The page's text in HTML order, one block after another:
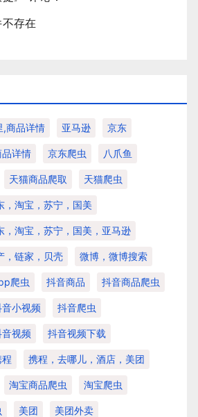
存在
商品详情 亚马逊 京东
详情 京东爬虫 八爪鱼
天猫商品爬取 天猫爬虫
，淘宝，苏宁，国美
，淘宝，苏宁，国美，亚马逊
，链家，贝壳 微博，微博搜索
爬虫 抖音商品 抖音商品爬虫
音小视频 抖音爬虫
音视频 抖音视频下载
携程，去哪儿，酒店，美团
淘宝商品爬虫 淘宝爬虫
美团 美团外卖